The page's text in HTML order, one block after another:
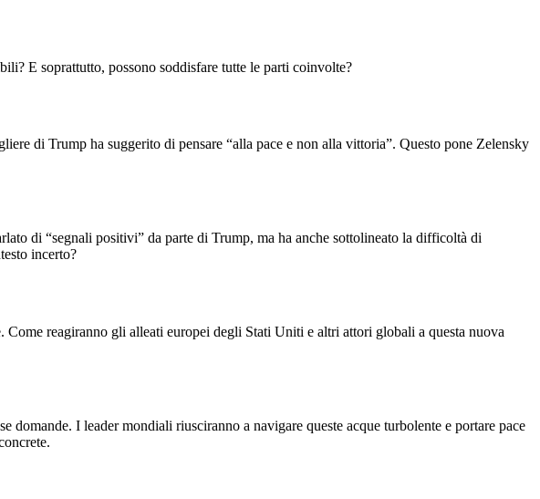
E soprattutto, possono soddisfare tutte le parti coinvolte?
di Trump ha suggerito di pensare “alla pace e non alla vittoria”. Questo pone Zelensky
di “segnali positivi” da parte di Trump, ma ha anche sottolineato la difficoltà di
incerto?
reagiranno gli alleati europei degli Stati Uniti e altri attori globali a questa nuova
I leader mondiali riusciranno a navigare queste acque turbolente e portare pace